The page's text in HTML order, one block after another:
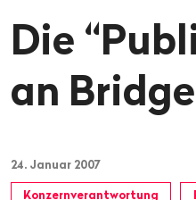
Die
an
24. Januar 2007
Konzernverantwortung